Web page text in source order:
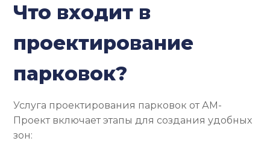
Что входит в
проектирование
парковок?
Услуга проектирования парковок от АМ-
Проект включает этапы для создания удобных
зон: